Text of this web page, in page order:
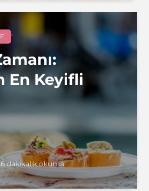
En Keyifli
6 dakikalık okuma